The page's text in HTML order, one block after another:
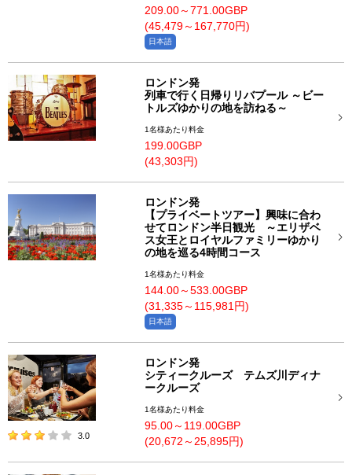
209.00～771.00GBP
(45,479～167,770円)
日本語
ロンドン発
列車で行く日帰りリバプール ～ビー
トルズゆかりの地を訪ねる～
1名様あたり料金
199.00GBP
(43,303円)
ロンドン発
【プライベートツアー】興味に合わ
せてロンドン半日観光 ～エリザベ
ス女王とロイヤルファミリーゆかり
の地を巡る4時間コース
1名様あたり料金
144.00～533.00GBP
(31,335～115,981円)
日本語
3.0
ロンドン発
シティークルーズ テムズ川ディナ
ークルーズ
1名様あたり料金
95.00～119.00GBP
(20,672～25,895円)